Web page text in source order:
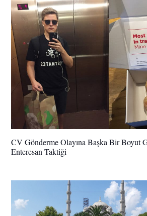
CV Gönderme Olayına Başka Bir Boyut
Enteresan Taktiği